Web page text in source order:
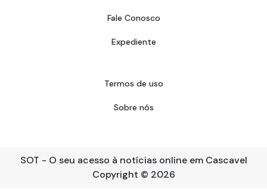
Fale Conosco
Expediente
Termos de uso
Sobre nós
SOT - O seu acesso à notícias online em Cascavel
Copyright © 2026